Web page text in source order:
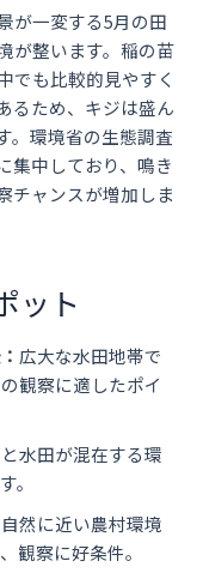
が一変する5月の田
が整います。稲の苗
でも比較的見やすく
るため、キジは盛ん
。環境省の生態調査
集中しており、鳴き
チャンスが増加しま
ット
広大な水田地帯で
観察に適したポイ
水田が混在する環
。
自然に近い農村環境
観察に好条件。